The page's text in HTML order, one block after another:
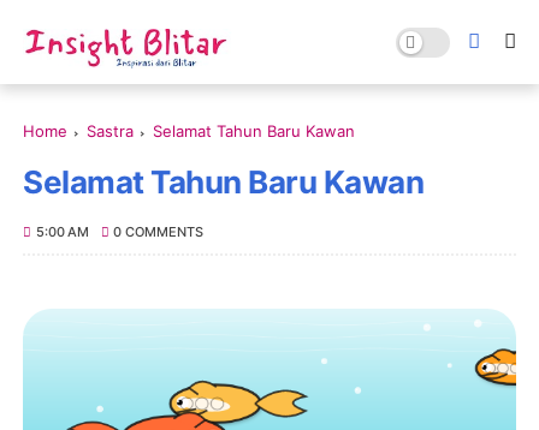
Home Sastra Selamat Tahun Baru Kawan
Selamat Tahun Baru Kawan
5:00 AM 0 COMMENTS